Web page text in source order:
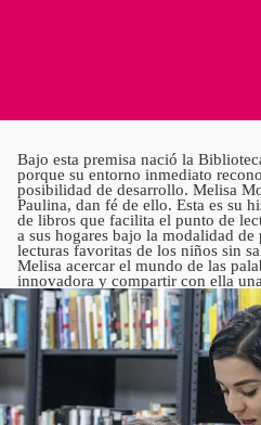
Bajo esta premisa nació la
porque su entorno inmediato
posibilidad de desarrollo. Melisa
Paulina, dan fé de ello. Esta es su
de libros que facilita el punto de
a sus hogares bajo la modalidad
lecturas favoritas de los niños sin
Melisa acercar el mundo de las
innovadora y compartir con ella